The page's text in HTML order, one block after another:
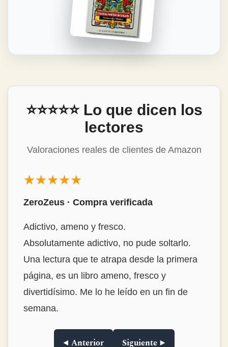
⭐⭐⭐⭐⭐ Lo que dicen los
lectores
Valoraciones reales de clientes de Amazon
★★★★★
Mon Álvarez · Compra verificada
Estrambóticamente genial!
Buenísimo, destacaría la habilidad del autor
para encontrar historias tan interesantes y
narrarlas de forma tan amena y con ese
punto de ironía tan divertido. La
encuadernación en tapa dura, de las que ya
compré para regalar y me lo quedé para mí.